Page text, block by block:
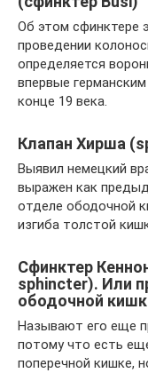
Об этом сфинктере
проведении
определяется
впервые
конце 19 века.
Клапан Хирша
Выявил немецкий
выражен как
отделе ободочной
изгиба толстой
Сфинктер
sphincter). Или
ободочной
Называют его еще
потому что есть
поперечной кишке,